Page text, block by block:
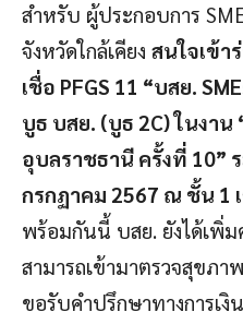
สำหรับ ผู้ประกอบการ
จังหวัดใกล้เคียง สนใจเข้า
เชื่อ PFGS 11 “บสย.
บูธ บสย. (บูธ 2C) ในงา
อุบลราชธานี ครั้งที่ 10”
กรกฏาคม 2567 ณ ชั้น 1
พร้อมกันนี้ บสย. ยังได้เพิ่ม
สามารถเข้ามาตรวจสุขภา
ขอรับคำปรึกษาทางการเงิ